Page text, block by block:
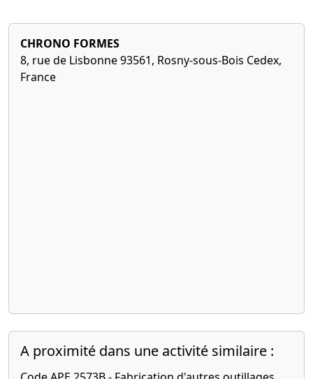
CHRONO FORMES
8, rue de Lisbonne 93561, Rosny-sous-Bois Cedex,
France
A proximité dans une activité similaire :